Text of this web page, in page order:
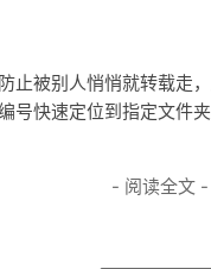
被别人悄悄就转载走
号快速定位到指定文件
- 阅读全文 -